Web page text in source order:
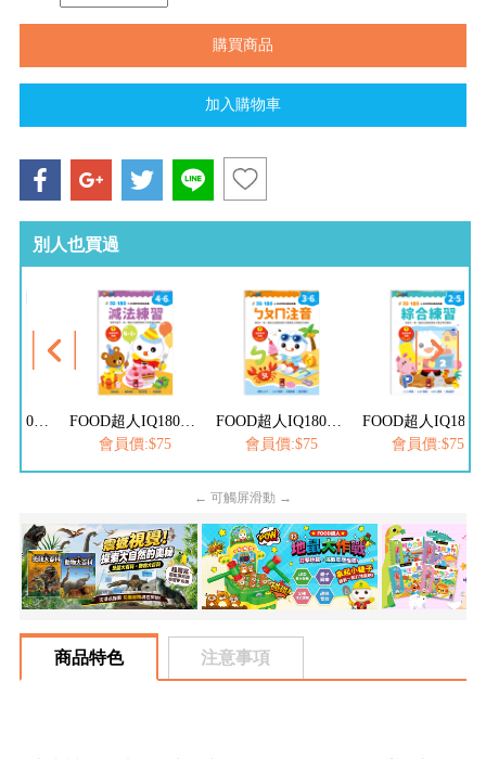
別人也買過
會員價:$75
會員價:$75
會員價:$75
← 可觸屏滑動 →
商品特色 注意事項